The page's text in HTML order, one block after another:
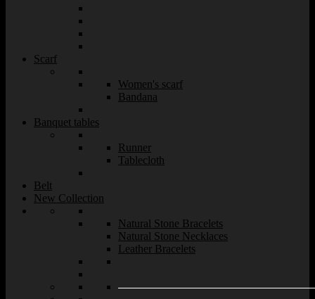
Scarf
Women's scarf
Bandana
Banquet tables
Runner
Tablecloth
Belt
New Collection
Natural Stone Bracelets
Natural Stone Necklaces
Leather Bracelets